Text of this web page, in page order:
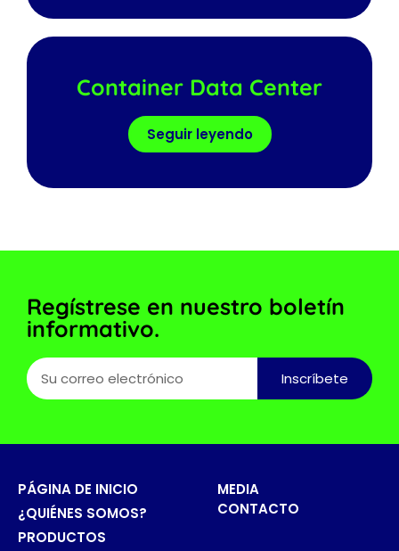
Container Data Center
Seguir leyendo
Regístrese en nuestro boletín
informativo.
Inscríbete
PÁGINA DE INICIO
¿QUIÉNES SOMOS?
PRODUCTOS
MEDIA
CONTACTO